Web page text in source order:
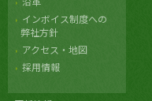
インボイス制度への
弊社方針
アクセス・地図
採用情報